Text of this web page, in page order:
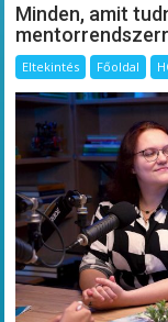
Minden, amit
Eltekintés Főoldal